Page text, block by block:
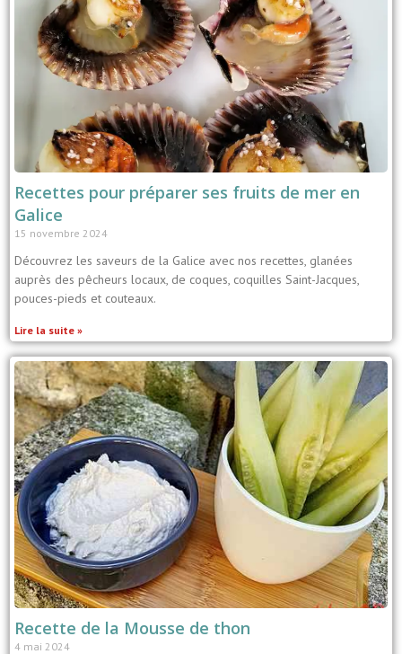
Recettes pour préparer ses fruits de mer en
Galice
15 novembre 2024
Découvrez les saveurs de la Galice avec nos recettes, glanées
auprès des pêcheurs locaux, de coques, coquilles Saint-Jacques,
pouces-pieds et couteaux.
Lire la suite »
Recette de la Mousse de thon
4 mai 2024